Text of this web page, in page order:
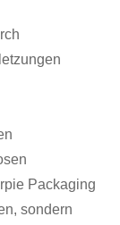
Packaging
sondern